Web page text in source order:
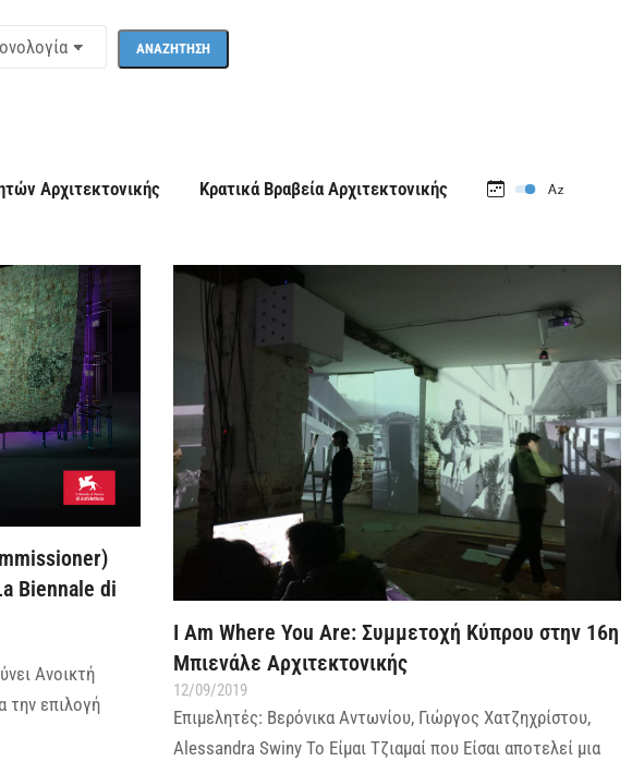
Αρχιτεκτονικής Κρατικά Βραβεία Αρχιτεκτονικής
Biennale di
Ανοικτή
την επιλογή
I Am Where You Are: Συμμετοχή Κύπρου στην 16η
Μπιενάλε Αρχιτεκτονικής
12/09/2019
Επιμελητές: Βερόνικα Αντωνίου, Γιώργος Χατζηχρίστου,
Alessandra Swiny Το Είμαι Τζιαμαί που Είσαι αποτελεί μια